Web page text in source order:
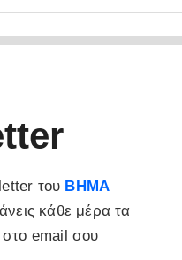
του ΒΗΜΑ
κάθε μέρα τα
στο email σου